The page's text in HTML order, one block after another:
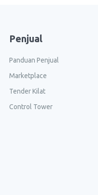
Penjual
Panduan Penjual
Marketplace
Tender Kilat
Control Tower